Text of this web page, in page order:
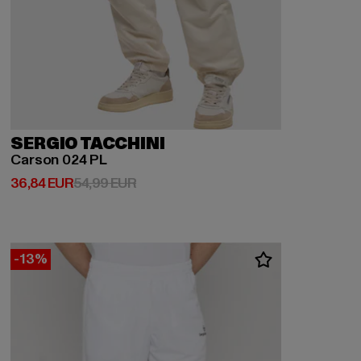
SERGIO TACCHINI
Carson 024 PL
36,84 EUR
Derzeitiger Preis: 36,84 EUR
54,99 EURAktionspreis: 54,99 EUR
-13%